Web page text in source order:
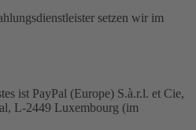
setzen wir im
ist PayPal (Europe) S.à.r.l. et Cie,
L-2449 Luxembourg (im